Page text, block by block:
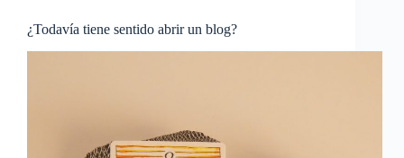
¿Todavía tiene sentido abrir un blog?